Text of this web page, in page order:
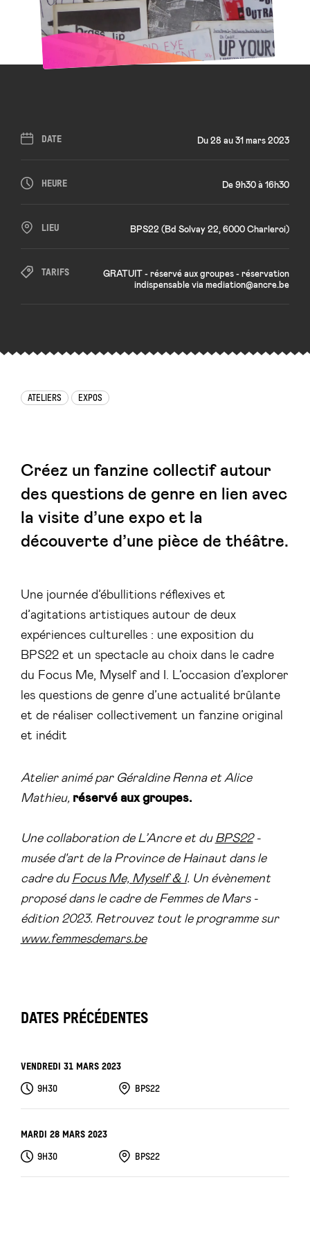
DATE Du 28 au 31 mars 2023
HEURE De 9h30 à 16h30
LIEU BPS22 (Bd Solvay 22, 6000 Charleroi)
TARIFS
GRATUIT - réservé aux groupes - réservation
indispensable via mediation@ancre.be
ATELIERS EXPOS
Créez un fanzine collectif autour
des questions de genre en lien avec
la visite d’une expo et la
découverte d’une pièce de théâtre.
Une journée d’ébullitions réflexives et
d’agitations artistiques autour de deux
expériences culturelles : une exposition du
BPS22 et un spectacle au choix dans le cadre
du Focus Me, Myself and I. L’occasion d’explorer
les questions de genre d’une actualité brûlante
et de réaliser collectivement un fanzine original
et inédit
Atelier animé par Géraldine Renna et Alice
Mathieu, réservé aux groupes.
Une collaboration de L’Ancre et duBPS22-
musée d'art de la Province de Hainaut dans le
cadre duFocus Me, Myself & I. Un évènement
proposé dans le cadre de Femmes de Mars -
édition 2023. Retrouvez tout le programme sur
www.femmesdemars.be
DATES PRÉCÉDENTES
VENDREDI 31 MARS 2023
9H30 BPS22
MARDI 28 MARS 2023
9H30 BPS22